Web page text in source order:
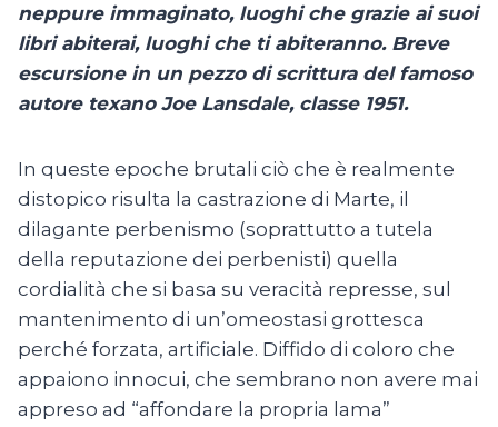
neppure immaginato, luoghi che grazie ai suoi
libri abiterai, luoghi che ti abiteranno. Breve
escursione in un pezzo di scrittura del famoso
autore texano Joe Lansdale, classe 1951.
In queste epoche brutali ciò che è realmente
distopico risulta la castrazione di Marte, il
dilagante perbenismo (soprattutto a tutela
della reputazione dei perbenisti) quella
cordialità che si basa su veracità represse, sul
mantenimento di un’omeostasi grottesca
perché forzata, artificiale. Diffido di coloro che
appaiono innocui, che sembrano non avere mai
appreso ad “affondare la propria lama”